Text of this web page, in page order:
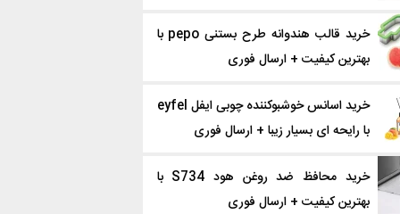
خرید قالب هندوانه طرح بستنی pepo با
بهترین کیفیت + ارسال فوری
خرید اسانس خوشبوکننده چوبی ایفل eyfel
با رایحه ای بسیار زیبا + ارسال فوری
خرید محافظ ضد روغن هود S734 با
بهترین کیفیت + ارسال فوری